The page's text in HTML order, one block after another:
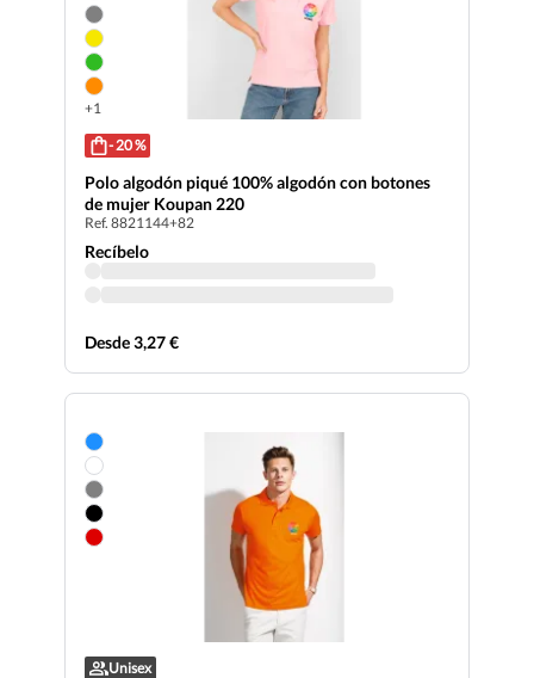
+1
- 20 %
Polo algodón piqué 100% algodón con botones
de mujer Koupan 220
Ref. 8821144+82
Recíbelo
Desde 3,27 €
Unisex